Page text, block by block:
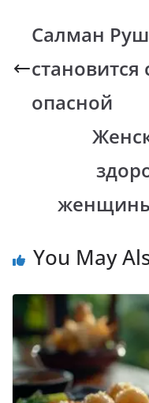
b
o
o
k
s
A
p
p
y
Li
n
Салман
опасной
You May